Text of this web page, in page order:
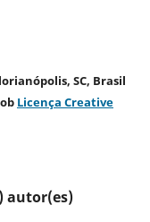
SC, Brasil
Licença Creative
autor(es)